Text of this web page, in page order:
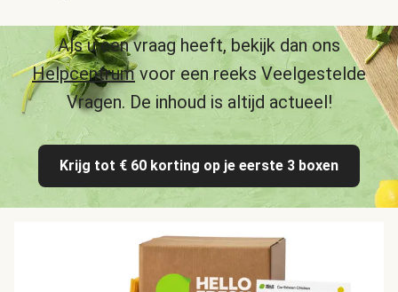
Als u een vraag heeft, bekijk dan ons
Helpcentrumvoor een reeks Veelgestelde
Vragen. De inhoud is altijd actueel!
Krijg tot € 60 korting op je eerste 3 boxen